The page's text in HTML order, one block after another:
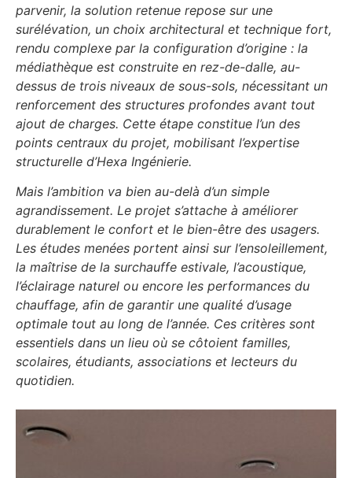
parvenir, la solution retenue repose sur une
surélévation, un choix architectural et technique fort,
rendu complexe par la configuration d’origine : la
médiathèque est construite en rez-de-dalle, au-
dessus de trois niveaux de sous-sols, nécessitant un
renforcement des structures profondes avant tout
ajout de charges. Cette étape constitue l’un des
points centraux du projet, mobilisant l’expertise
structurelle d’Hexa Ingénierie.
Mais l’ambition va bien au-delà d’un simple
agrandissement. Le projet s’attache à améliorer
durablement le confort et le bien-être des usagers.
Les études menées portent ainsi sur l’ensoleillement,
la maîtrise de la surchauffe estivale, l’acoustique,
l’éclairage naturel ou encore les performances du
chauffage, afin de garantir une qualité d’usage
optimale tout au long de l’année. Ces critères sont
essentiels dans un lieu où se côtoient familles,
scolaires, étudiants, associations et lecteurs du
quotidien.